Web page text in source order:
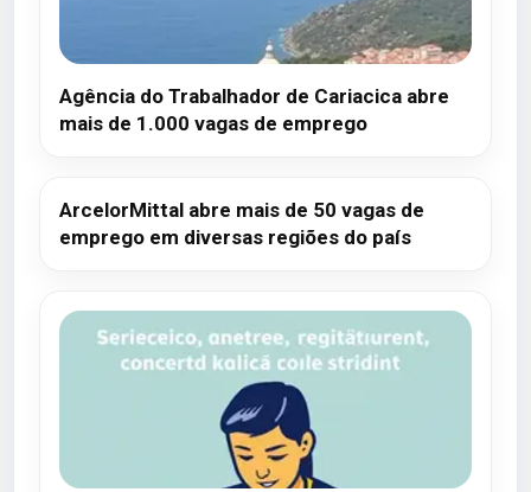
Agência do Trabalhador de Cariacica abre
mais de 1.000 vagas de emprego
ArcelorMittal abre mais de 50 vagas de
emprego em diversas regiões do país